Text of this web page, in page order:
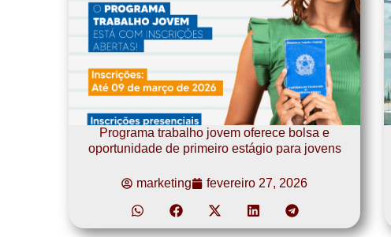
Programa trabalho jovem oferece bolsa e
oportunidade de primeiro estágio para jovens
marketing fevereiro 27, 2026